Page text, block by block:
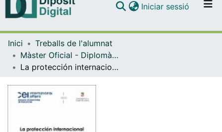
Navega per tot el DD
Com publicar
Iniciar sessió (current)
Inici
Treballs de l'alumnat
Màster Oficial - Diplomàcia i Organitzacions Internacionals
La protección internacional de los migrantes del cambio climático